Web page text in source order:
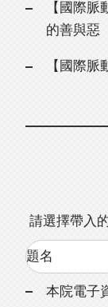
【國際
的善與惡
【國際脈
請選擇帶入
本院電子